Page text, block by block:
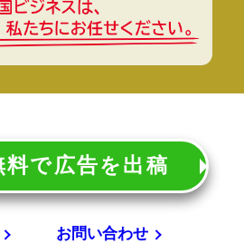
料で広告を出稿
お問い合わせ